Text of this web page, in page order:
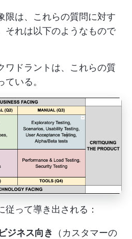
限は、これらの質問に対す
それは以下のようなもので
ワドラントは、これらの質
いる。
って導き出される：
ビジネス向き
（カスタマーの